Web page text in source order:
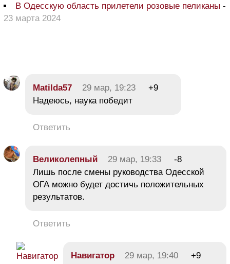
В Одесскую область прилетели розовые пеликаны -
23 марта 2024
Matilda57 29 мар, 19:23
+9
Надеюсь, наука победит
Ответить
Великолепный 29 мар, 19:33
-8
Лишь после смены руководства Одесской
ОГА можно будет достичь положительных
результатов.
Ответить
Навигатор 29 мар, 19:40
+9